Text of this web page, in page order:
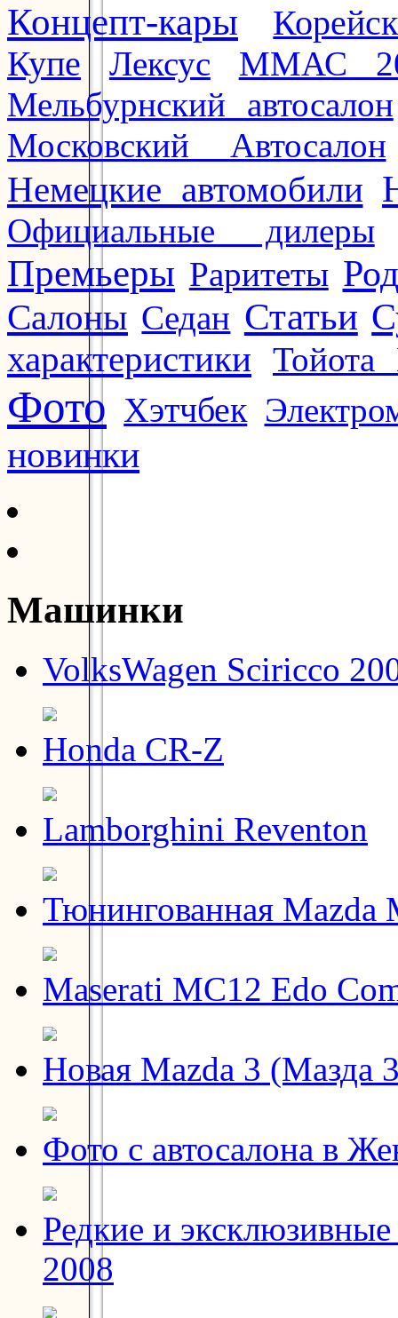
Концепт-кары
Купе
Лексус ММАС
Мельбурнский автосалон
Московский Автосалон
Немецкие автомобили
Официальные дилеры
Премьеры Раритеты
Салоны Седан Статьи
характеристики Тойота
Фото Хэтчбек
новинки
Машинки
VolksWagen Sciricco
Honda CR-Z
Lamborghini Reventon
Тюнингованная Mazda
Maserati MC12 Edo
Новая Mazda 3 (Мазда
Фото с автосалона в
Редкие и эксклюзивные
2008